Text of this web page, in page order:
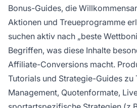
Bonus-Guides, die
Aktionen und Treueprogramme
suchen aktiv nach „beste
Begriffen, was diese Inhalte
Affiliate-Conversions macht.
Tutorials und Strategie-Guides
Management, Quotenformate,